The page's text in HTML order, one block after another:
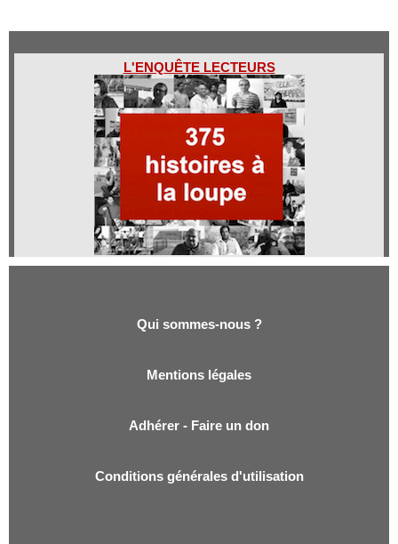
L'ENQUÊTE LECTEURS
Qui sommes-nous ?
Mentions légales
Adhérer - Faire un don
Conditions générales d'utilisation